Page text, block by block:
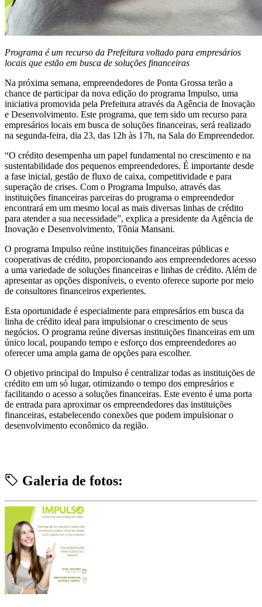
Programa é um recurso da Prefeitura voltado para empresários
locais que estão em busca de soluções financeiras
Na próxima semana, empreendedores de Ponta Grossa terão a
chance de participar da nova edição do programa Impulso, uma
iniciativa promovida pela Prefeitura através da Agência de Inovação
e Desenvolvimento. Este programa, que tem sido um recurso para
empresários locais em busca de soluções financeiras, será realizado
na segunda-feira, dia 23, das 12h às 17h, na Sala do Empreendedor.
“O crédito desempenha um papel fundamental no crescimento e na
sustentabilidade dos pequenos empreendedores. É importante desde
a fase inicial, gestão de fluxo de caixa, competitividade e para
superação de crises. Com o Programa Impulso, através das
instituições financeiras parceiras do programa o empreendedor
encontrará em um mesmo local as mais diversas linhas de crédito
para atender a sua necessidade”, explica a presidente da Agência de
Inovação e Desenvolvimento, Tônia Mansani.
O programa Impulso reúne instituições financeiras públicas e
cooperativas de crédito, proporcionando aos empreendedores acesso
a uma variedade de soluções financeiras e linhas de crédito. Além de
apresentar as opções disponíveis, o evento oferece suporte por meio
de consultores financeiros experientes.
Esta oportunidade é especialmente para empresários em busca da
linha de crédito ideal para impulsionar o crescimento de seus
negócios. O programa reúne diversas instituições financeiras em um
único local, poupando tempo e esforço dos empreendedores ao
oferecer uma ampla gama de opções para escolher.
O objetivo principal do Impulso é centralizar todas as instituições de
crédito em um só lugar, otimizando o tempo dos empresários e
facilitando o acesso a soluções financeiras. Este evento é uma porta
de entrada para aproximar os empreendedores das instituições
financeiras, estabelecendo conexões que podem impulsionar o
desenvolvimento econômico da região.
Galeria de fotos: